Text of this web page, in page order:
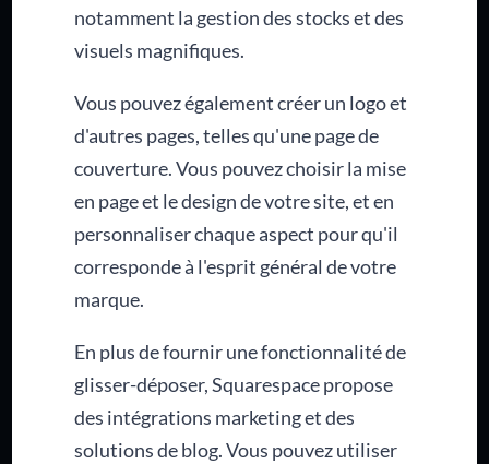
notamment la gestion des stocks et des
visuels magnifiques.
Vous pouvez également créer un logo et
d'autres pages, telles qu'une page de
couverture. Vous pouvez choisir la mise
en page et le design de votre site, et en
personnaliser chaque aspect pour qu'il
corresponde à l'esprit général de votre
marque.
En plus de fournir une fonctionnalité de
glisser-déposer, Squarespace propose
des intégrations marketing et des
solutions de blog. Vous pouvez utiliser